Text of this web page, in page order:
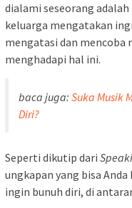
dialami seseorang
keluarga mengatakan
mengatasi dan mencoba
menghadapi hal ini.
baca juga: Suka Musik
Diri?
Seperti dikutip dari
ungkapan yang bisa
ingin bunuh diri, di